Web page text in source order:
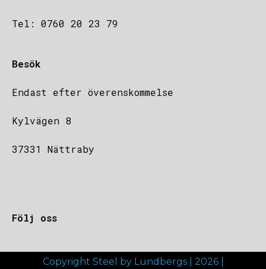
Tel: 0760 20 23 79
Besök
Endast efter överenskommelse
Kylvägen 8
37331 Nättraby
Följ oss
Copyright Steel by Lundbergs | 2026 |